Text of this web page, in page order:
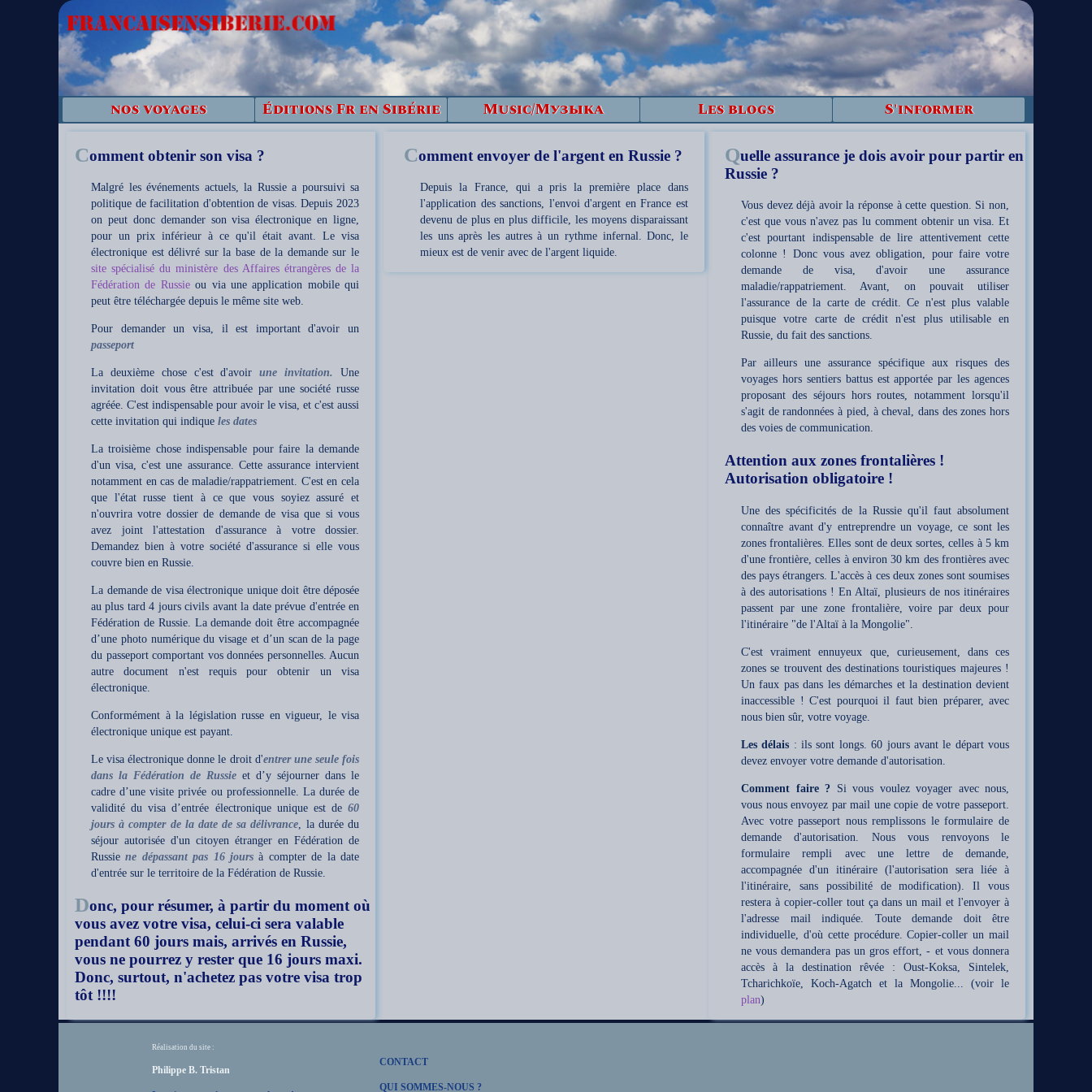
nos voyages Éditions Fr en Sibérie Music/Музыка Les blogs S'informer
Comment obtenir son visa ?
Malgré les événements actuels, la Russie a poursuivi sa
politique de facilitation d'obtention de visas. Depuis 2023
on peut donc demander son visa électronique en ligne,
pour un prix inférieur à ce qu'il était avant. Le visa
électronique est délivré sur la base de la demande sur le
site spécialisé du ministère des Affaires étrangères de la
Fédération de Russieou via une application mobile qui
peut être téléchargée depuis le même site web.
Pour demander un visa, il est important d'avoir un
passeport
La deuxième chose c'est d'avoirune invitation.
Une
invitation doit vous être attribuée par une société russe
agréée. C'est indispensable pour avoir le visa, et c'est aussi
cette invitation qui indique les dates
La troisième chose indispensable pour faire la demande
d'un visa, c'est une assurance. Cette assurance intervient
notamment en cas de maladie/rappatriement. C'est en cela
que l'état russe tient à ce que vous soyiez assuré et
n'ouvrira votre dossier de demande de visa que si vous
avez joint l'attestation d'assurance à votre dossier.
Demandez bien à votre société d'assurance si elle vous
couvre bien en Russie.
La demande de visa électronique unique doit être déposée
au plus tard 4 jours civils avant la date prévue d'entrée en
Fédération de Russie. La demande doit être accompagnée
d’une photo numérique du visage et d’un scan de la page
du passeport comportant vos données personnelles. Aucun
autre document n'est requis pour obtenir un visa
électronique.
Conformément à la législation russe en vigueur, le visa
électronique unique est payant.
Le visa électronique donne le droit d'entrer une seule fois
dans la Fédération de Russie et d’y séjourner dans le
cadre d’une visite privée ou professionnelle. La durée de
validité du visa d’entrée électronique unique est de 60
jours à compter de la date de sa délivrance, la durée du
séjour autorisée d'un citoyen étranger en Fédération de
Russiene dépassant pas 16 jours à compter de la date
d'entrée sur le territoire de la Fédération de Russie.
Donc, pour résumer, à partir du moment où
vous avez votre visa, celui-ci sera valable
pendant 60 jours mais, arrivés en Russie,
vous ne pourrez y rester que 16 jours maxi.
Donc, surtout, n'achetez pas votre visa trop
tôt !!!!
Quelle assurance je dois avoir pour partir en
Russie ?
Vous devez déjà avoir la réponse à cette question. Si non,
c'est que vous n'avez pas lu comment obtenir un visa. Et
c'est pourtant indispensable de lire attentivement cette
colonne ! Donc vous avez obligation, pour faire votre
demande de visa, d'avoir une assurance
maladie/rappatriement. Avant, on pouvait utiliser
l'assurance de la carte de crédit. Ce n'est plus valable
puisque votre carte de crédit n'est plus utilisable en
Russie, du fait des sanctions.
Par ailleurs une assurance spécifique aux risques des
voyages hors sentiers battus est apportée par les agences
proposant des séjours hors routes, notamment lorsqu'il
s'agit de randonnées à pied, à cheval, dans des zones hors
des voies de communication.
Attention aux zones frontalières !
Autorisation obligatoire !
Une des spécificités de la Russie qu'il faut absolument
connaître avant d'y entreprendre un voyage, ce sont les
zones frontalières. Elles sont de deux sortes, celles à 5 km
d'une frontière, celles à environ 30 km des frontières avec
des pays étrangers. L'accès à ces deux zones sont soumises
à des autorisations ! En Altaï, plusieurs de nos itinéraires
passent par une zone frontalière, voire par deux pour
l'itinéraire "de l'Altaï à la Mongolie".
C'est vraiment ennuyeux que, curieusement, dans ces
zones se trouvent des destinations touristiques majeures !
Un faux pas dans les démarches et la destination devient
inaccessible ! C'est pourquoi il faut bien préparer, avec
nous bien sûr, votre voyage.
Les délais : ils sont longs. 60 jours avant le départ vous
devez envoyer votre demande d'autorisation.
Comment faire ? Si vous voulez voyager avec nous,
vous nous envoyez par mail une copie de votre passeport.
Avec votre passeport nous remplissons le formulaire de
demande d'autorisation. Nous vous renvoyons le
formulaire rempli avec une lettre de demande,
accompagnée d'un itinéraire (l'autorisation sera liée à
l'itinéraire, sans possibilité de modification). Il vous
restera à copier-coller tout ça dans un mail et l'envoyer à
l'adresse mail indiquée. Toute demande doit être
individuelle, d'où cette procédure. Copier-coller un mail
ne vous demandera pas un gros effort, - et vous donnera
accès à la destination rêvée : Oust-Koksa, Sintelek,
Tcharichkoïe, Koch-Agatch et la Mongolie... (voir le
plan)
Comment envoyer de l'argent en Russie ?
Depuis la France, qui a pris la première place dans
l'application des sanctions, l'envoi d'argent en France est
devenu de plus en plus difficile, les moyens disparaissant
les uns après les autres à un rythme infernal. Donc, le
mieux est de venir avec de l'argent liquide.
Réalisation du site :
Philippe B. Tristan
CONTACT
QUI SOMMES-NOUS ?